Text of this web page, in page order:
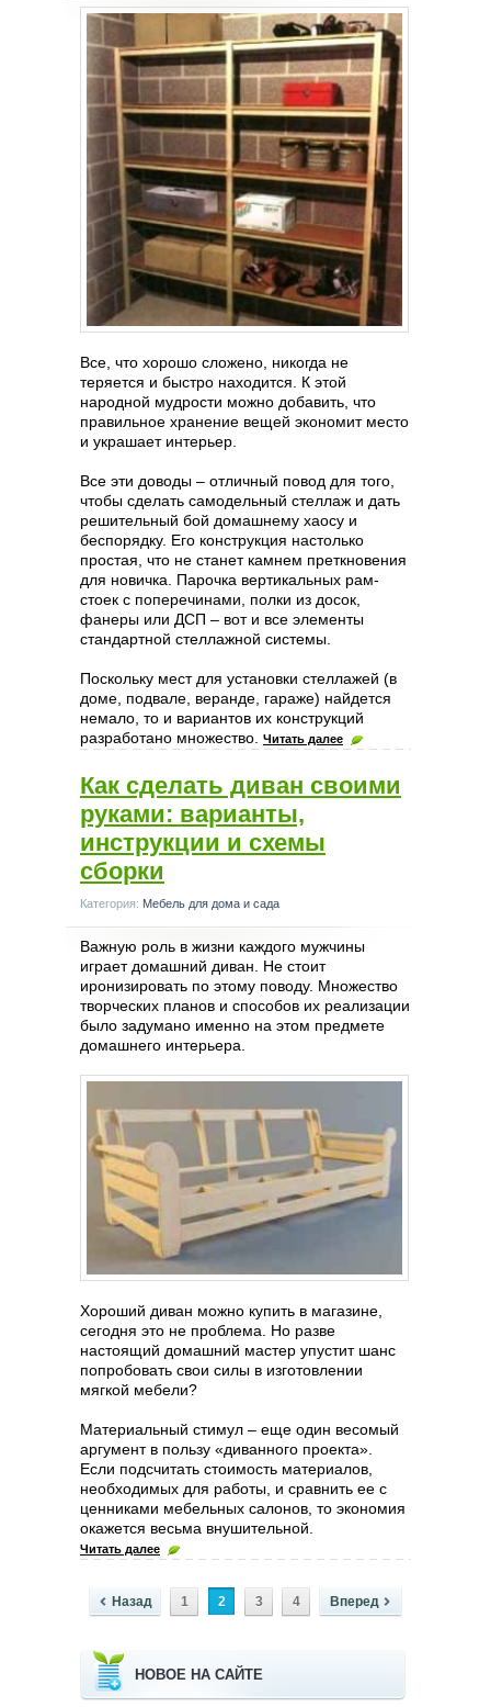
Все, что хорошо сложено, никогда не
теряется и быстро находится. К этой
народной мудрости можно добавить, что
правильное хранение вещей экономит место
и украшает интерьер.
Все эти доводы – отличный повод для того,
чтобы сделать самодельный стеллаж и дать
решительный бой домашнему хаосу и
беспорядку. Его конструкция настолько
простая, что не станет камнем преткновения
для новичка. Парочка вертикальных рам-
стоек с поперечинами, полки из досок,
фанеры или ДСП – вот и все элементы
стандартной стеллажной системы.
Поскольку мест для установки стеллажей (в
доме, подвале, веранде, гараже) найдется
немало, то и вариантов их конструкций
разработано множество.
Читать далее
Как сделать диван своими
руками: варианты,
инструкции и схемы
сборки
Категория: Мебель для дома и сада
Важную роль в жизни каждого мужчины
играет домашний диван. Не стоит
иронизировать по этому поводу. Множество
творческих планов и способов их реализации
было задумано именно на этом предмете
домашнего интерьера.
Хороший диван можно купить в магазине,
сегодня это не проблема. Но разве
настоящий домашний мастер упустит шанс
попробовать свои силы в изготовлении
мягкой мебели?
Материальный стимул – еще один весомый
аргумент в пользу «диванного проекта».
Если подсчитать стоимость материалов,
необходимых для работы, и сравнить ее с
ценниками мебельных салонов, то экономия
окажется весьма внушительной.
Читать далее
Назад 1 2 3 4 Вперед
НОВОЕ НА САЙТЕ